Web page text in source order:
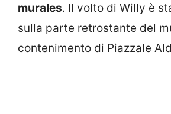
murales. Il volto di Willy è
sulla parte retrostante del
contenimento di Piazzale